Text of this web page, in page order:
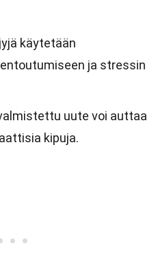
käytetään
ja stressin
uute voi auttaa
kipuja.